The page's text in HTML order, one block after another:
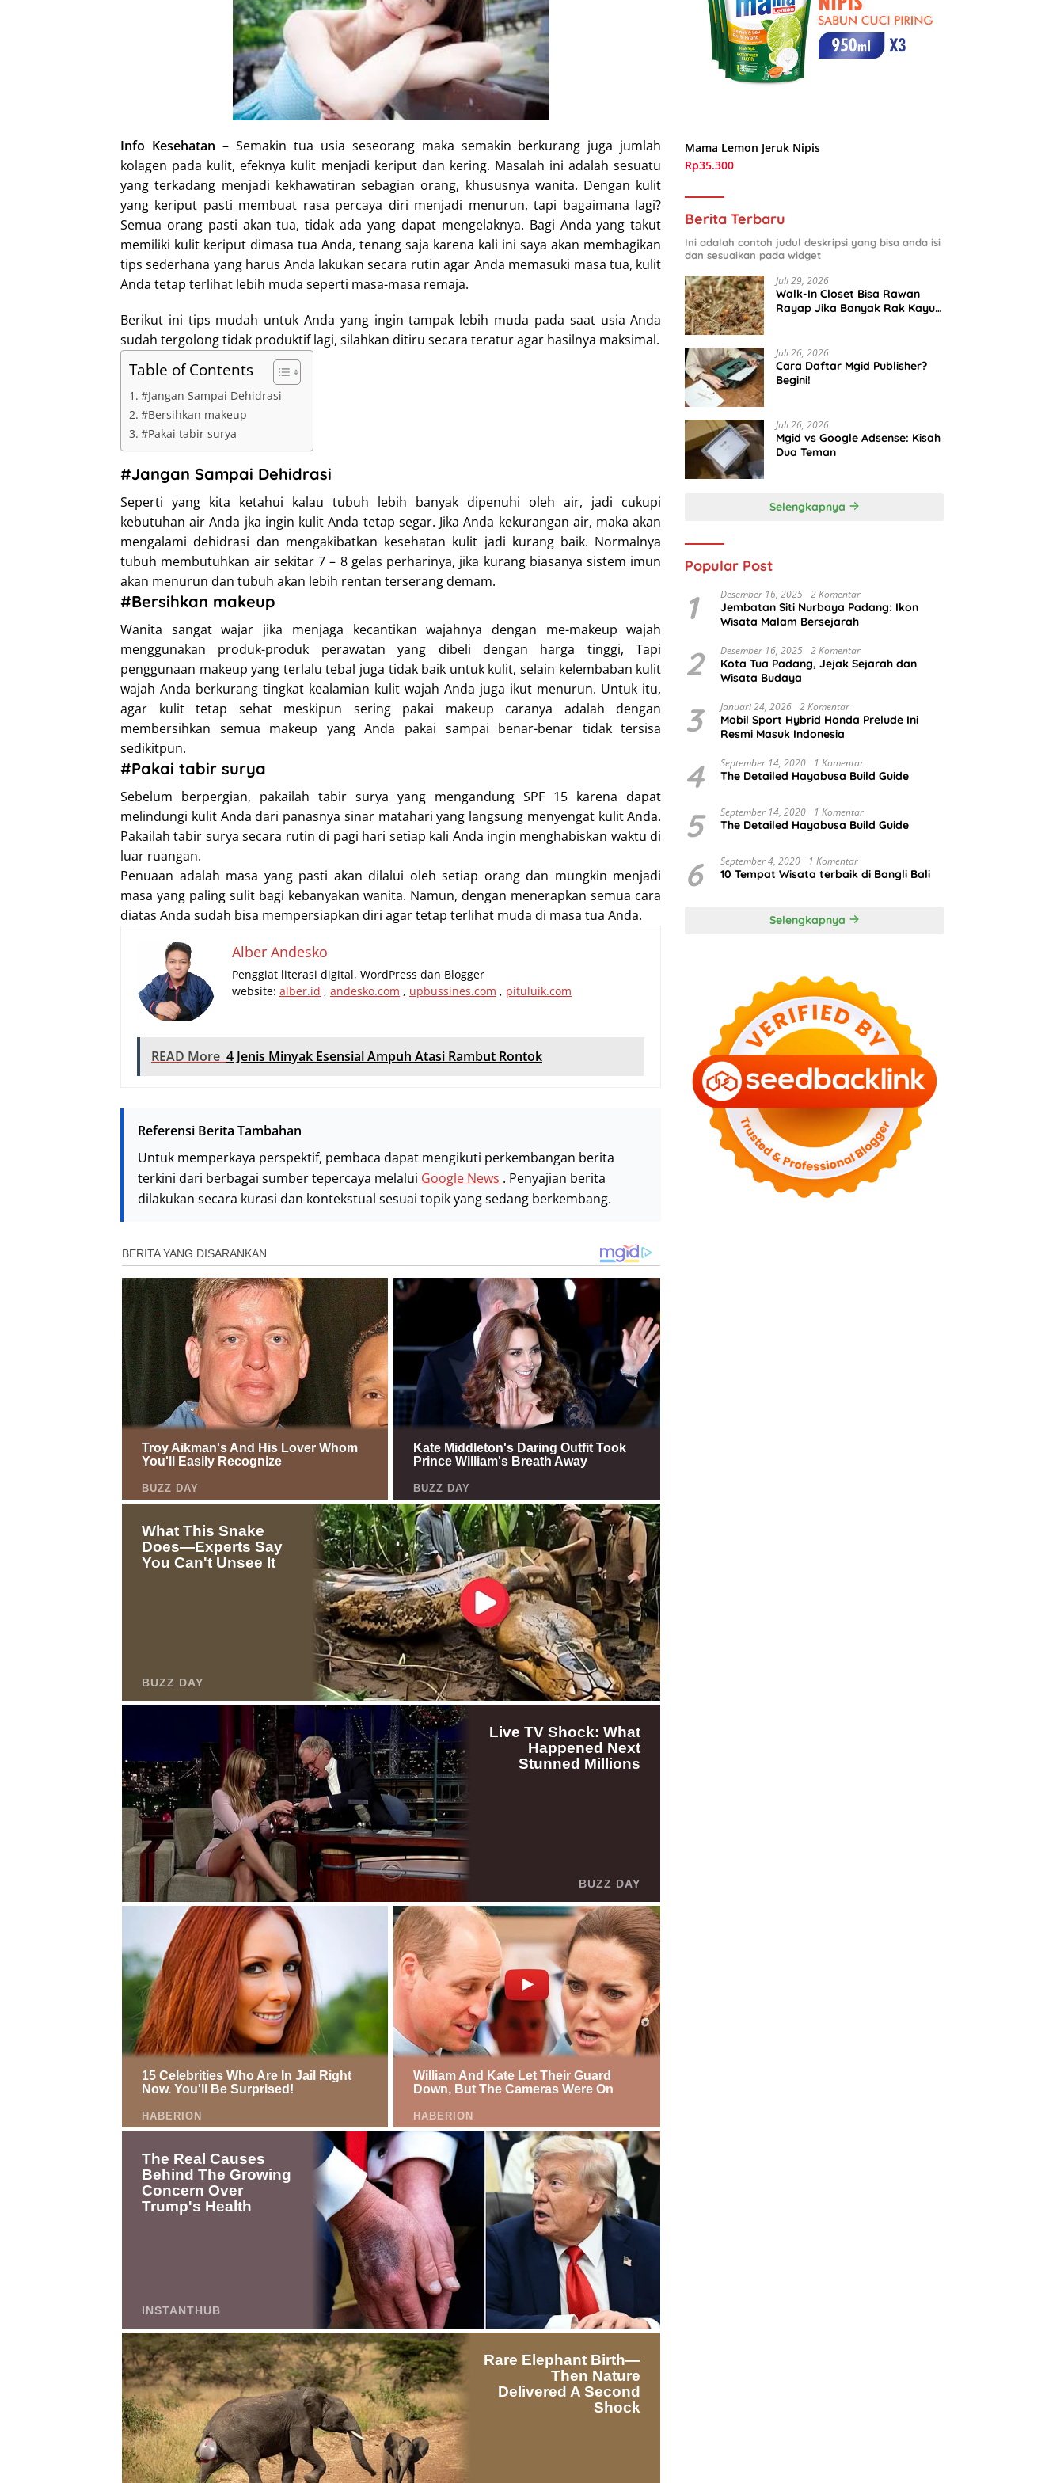
Info Kesehatan – Semakin tua usia seseorang maka semakin berkurang juga jumlah
kolagen pada kulit, efeknya kulit menjadi keriput dan kering. Masalah ini adalah sesuatu
yang terkadang menjadi kekhawatiran sebagian orang, khususnya wanita. Dengan kulit
yang keriput pasti membuat rasa percaya diri menjadi menurun, tapi bagaimana lagi?
Semua orang pasti akan tua, tidak ada yang dapat mengelaknya. Bagi Anda yang takut
memiliki kulit keriput dimasa tua Anda, tenang saja karena kali ini saya akan membagikan
tips sederhana yang harus Anda lakukan secara rutin agar Anda memasuki masa tua, kulit
Anda tetap terlihat lebih muda seperti masa-masa remaja.
Berikut ini tips mudah untuk Anda yang ingin tampak lebih muda pada saat usia Anda
sudah tergolong tidak produktif lagi, silahkan ditiru secara teratur agar hasilnya maksimal.
Table of Contents
#Jangan Sampai Dehidrasi
#Bersihkan makeup
#Pakai tabir surya
#Jangan Sampai Dehidrasi
Seperti yang kita ketahui kalau tubuh lebih banyak dipenuhi oleh air, jadi cukupi
kebutuhan air Anda jka ingin kulit Anda tetap segar. Jika Anda kekurangan air, maka akan
mengalami dehidrasi dan mengakibatkan kesehatan kulit jadi kurang baik. Normalnya
tubuh membutuhkan air sekitar 7 – 8 gelas perharinya, jika kurang biasanya sistem imun
akan menurun dan tubuh akan lebih rentan terserang demam.
#Bersihkan makeup
Wanita sangat wajar jika menjaga kecantikan wajahnya dengan me-makeup wajah
menggunakan produk-produk perawatan yang dibeli dengan harga tinggi, Tapi
penggunaan makeup yang terlalu tebal juga tidak baik untuk kulit, selain kelembaban kulit
wajah Anda berkurang tingkat kealamian kulit wajah Anda juga ikut menurun. Untuk itu,
agar kulit tetap sehat meskipun sering pakai makeup caranya adalah dengan
membersihkan semua makeup yang Anda pakai sampai benar-benar tidak tersisa
sedikitpun.
#Pakai tabir surya
Sebelum berpergian, pakailah tabir surya yang mengandung SPF 15 karena dapat
melindungi kulit Anda dari panasnya sinar matahari yang langsung menyengat kulit Anda.
Pakailah tabir surya secara rutin di pagi hari setiap kali Anda ingin menghabiskan waktu di
luar ruangan.
Penuaan adalah masa yang pasti akan dilalui oleh setiap orang dan mungkin menjadi
masa yang paling sulit bagi kebanyakan wanita. Namun, dengan menerapkan semua cara
diatas Anda sudah bisa mempersiapkan diri agar tetap terlihat muda di masa tua Anda.
Alber Andesko
Penggiat literasi digital, WordPress dan Blogger
website: alber.id , andesko.com , upbussines.com , pituluik.com
READ More 4 Jenis Minyak Esensial Ampuh Atasi Rambut Rontok
Referensi Berita Tambahan
Untuk memperkaya perspektif, pembaca dapat mengikuti perkembangan berita
terkini dari berbagai sumber tepercaya melalui Google News . Penyajian berita
dilakukan secara kurasi dan kontekstual sesuai topik yang sedang berkembang.
Mama Lemon Jeruk Nipis
Rp35.300
Berita Terbaru
Ini adalah contoh judul deskripsi yang bisa anda isi
dan sesuaikan pada widget
Juli 29, 2026
Walk-In Closet Bisa Rawan
Rayap Jika Banyak Rak Kayu
Juli 26, 2026
Cara Daftar Mgid Publisher?
Begini!
Juli 26, 2026
Mgid vs Google Adsense: Kisah
Dua Teman
Selengkapnya
Popular Post
1 Desember 16, 2025 2 Komentar
Jembatan Siti Nurbaya Padang: Ikon
Wisata Malam Bersejarah
2 Desember 16, 2025 2 Komentar
Kota Tua Padang, Jejak Sejarah dan
Wisata Budaya
3 Januari 24, 2026 2 Komentar
Mobil Sport Hybrid Honda Prelude Ini
Resmi Masuk Indonesia
4 September 14, 2020 1 Komentar
The Detailed Hayabusa Build Guide
5 September 14, 2020 1 Komentar
The Detailed Hayabusa Build Guide
6 September 4, 2020 1 Komentar
10 Tempat Wisata terbaik di Bangli Bali
Selengkapnya